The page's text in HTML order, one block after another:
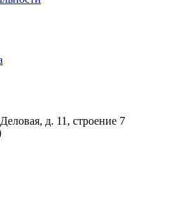
д. 11, строение 7